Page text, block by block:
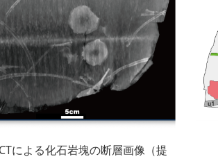
による化石岩塊の断層画像（提